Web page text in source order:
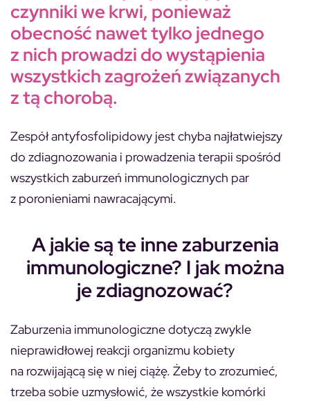
czynniki we krwi, ponieważ
obecność nawet tylko jednego
z nich prowadzi do wystąpienia
wszystkich zagrożeń związanych
z tą chorobą.
Zespół antyfosfolipidowy jest chyba najłatwiejszy
do zdiagnozowania i prowadzenia terapii spośród
wszystkich zaburzeń immunologicznych par
z poronieniami nawracającymi.
A jakie są te inne zaburzenia
immunologiczne? I jak można
je zdiagnozować?
Zaburzenia immunologiczne dotyczą zwykle
nieprawidłowej reakcji organizmu kobiety
na rozwijającą się w niej ciążę. Żeby to zrozumieć,
trzeba sobie uzmysłowić, że wszystkie komórki